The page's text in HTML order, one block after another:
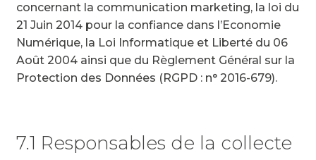
concernant la communication marketing, la loi du
21 Juin 2014 pour la confiance dans l’Economie
Numérique, la Loi Informatique et Liberté du 06
Août 2004 ainsi que du Règlement Général sur la
Protection des Données (RGPD : n° 2016-679).
7.1 Responsables de la collecte